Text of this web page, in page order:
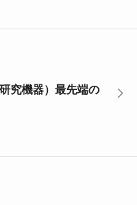
究機器）最先端の